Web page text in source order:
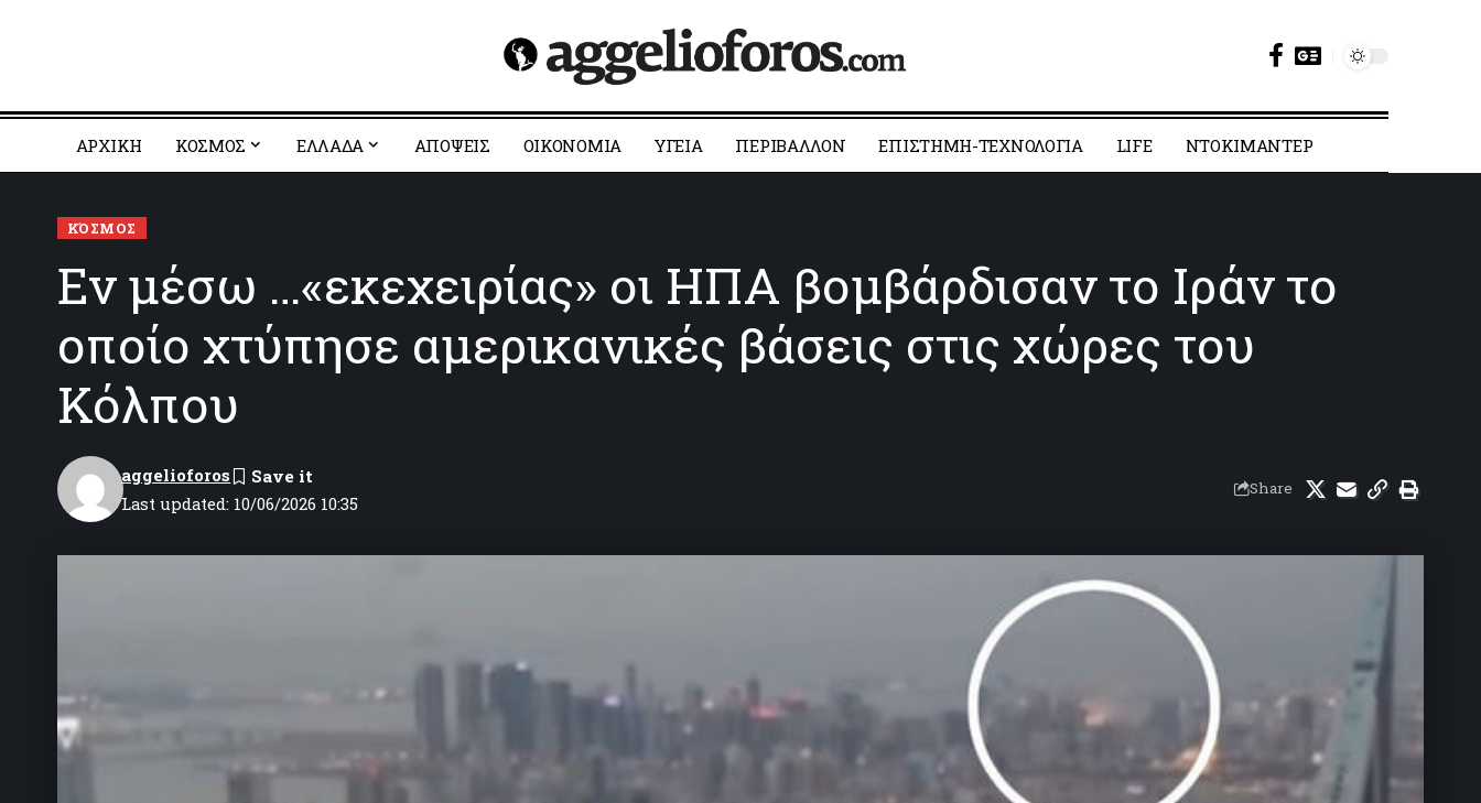
ΑΡΧΙΚΗ ΚΟΣΜΟΣ EΛΛΑΔΑ ΑΠΟΨΕΙΣ ΟΙΚΟΝΟΜΙΑ YΓΕΙΑ ΠΕΡΙΒΑΛΛΟΝ ΕΠΙΣΤΗΜΗ-ΤΕΧΝΟΛΟΓΙΑ LIFE ΝΤΟΚΙΜΑΝΤΕΡ
ΚΌΣΜΟΣ
Εν μέσω …«εκεχειρίας» οι ΗΠΑ βομβάρδισαν το Ιράν το
οποίο χτύπησε αμερικανικές βάσεις στις χώρες του
Κόλπου
Last updated: 10/06/2026 10:35
aggelioforos
Share